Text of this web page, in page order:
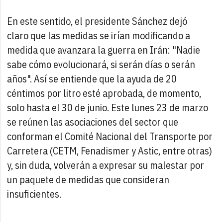
En este sentido, el presidente Sánchez dejó
claro que las medidas se irían modificando a
medida que avanzara la guerra en Irán: "Nadie
sabe cómo evolucionará, si serán días o serán
años". Así se entiende que la ayuda de 20
céntimos por litro esté aprobada, de momento,
solo hasta el 30 de junio. Este lunes 23 de marzo
se reúnen las asociaciones del sector que
conforman el Comité Nacional del Transporte por
Carretera (CETM, Fenadismer y Astic, entre otras)
y, sin duda, volverán a expresar su malestar por
un paquete de medidas que consideran
insuficientes.